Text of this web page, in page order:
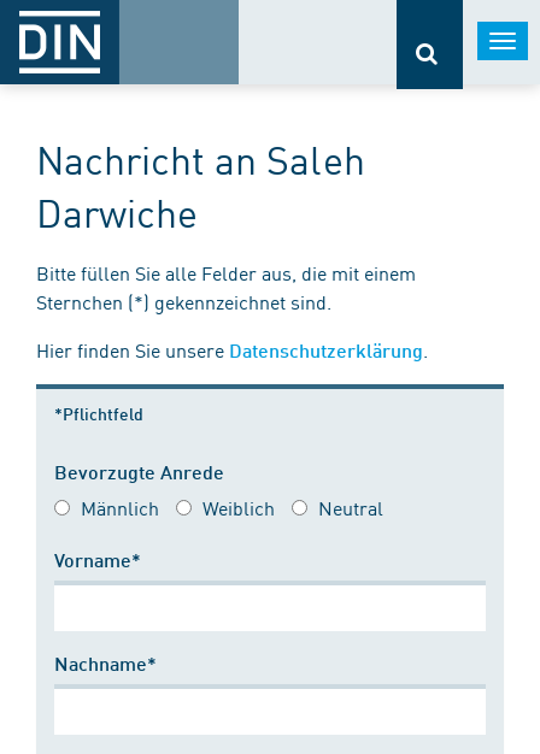
Nachricht an Saleh
Darwiche
Bitte füllen Sie alle Felder aus, die mit einem
Sternchen (*) gekennzeichnet sind.
Hier finden Sie unsere Datenschutzerklärung
*Pflichtfeld
Bevorzugte Anrede
Männlich Weiblich Neutral
Vorname*
Nachname*